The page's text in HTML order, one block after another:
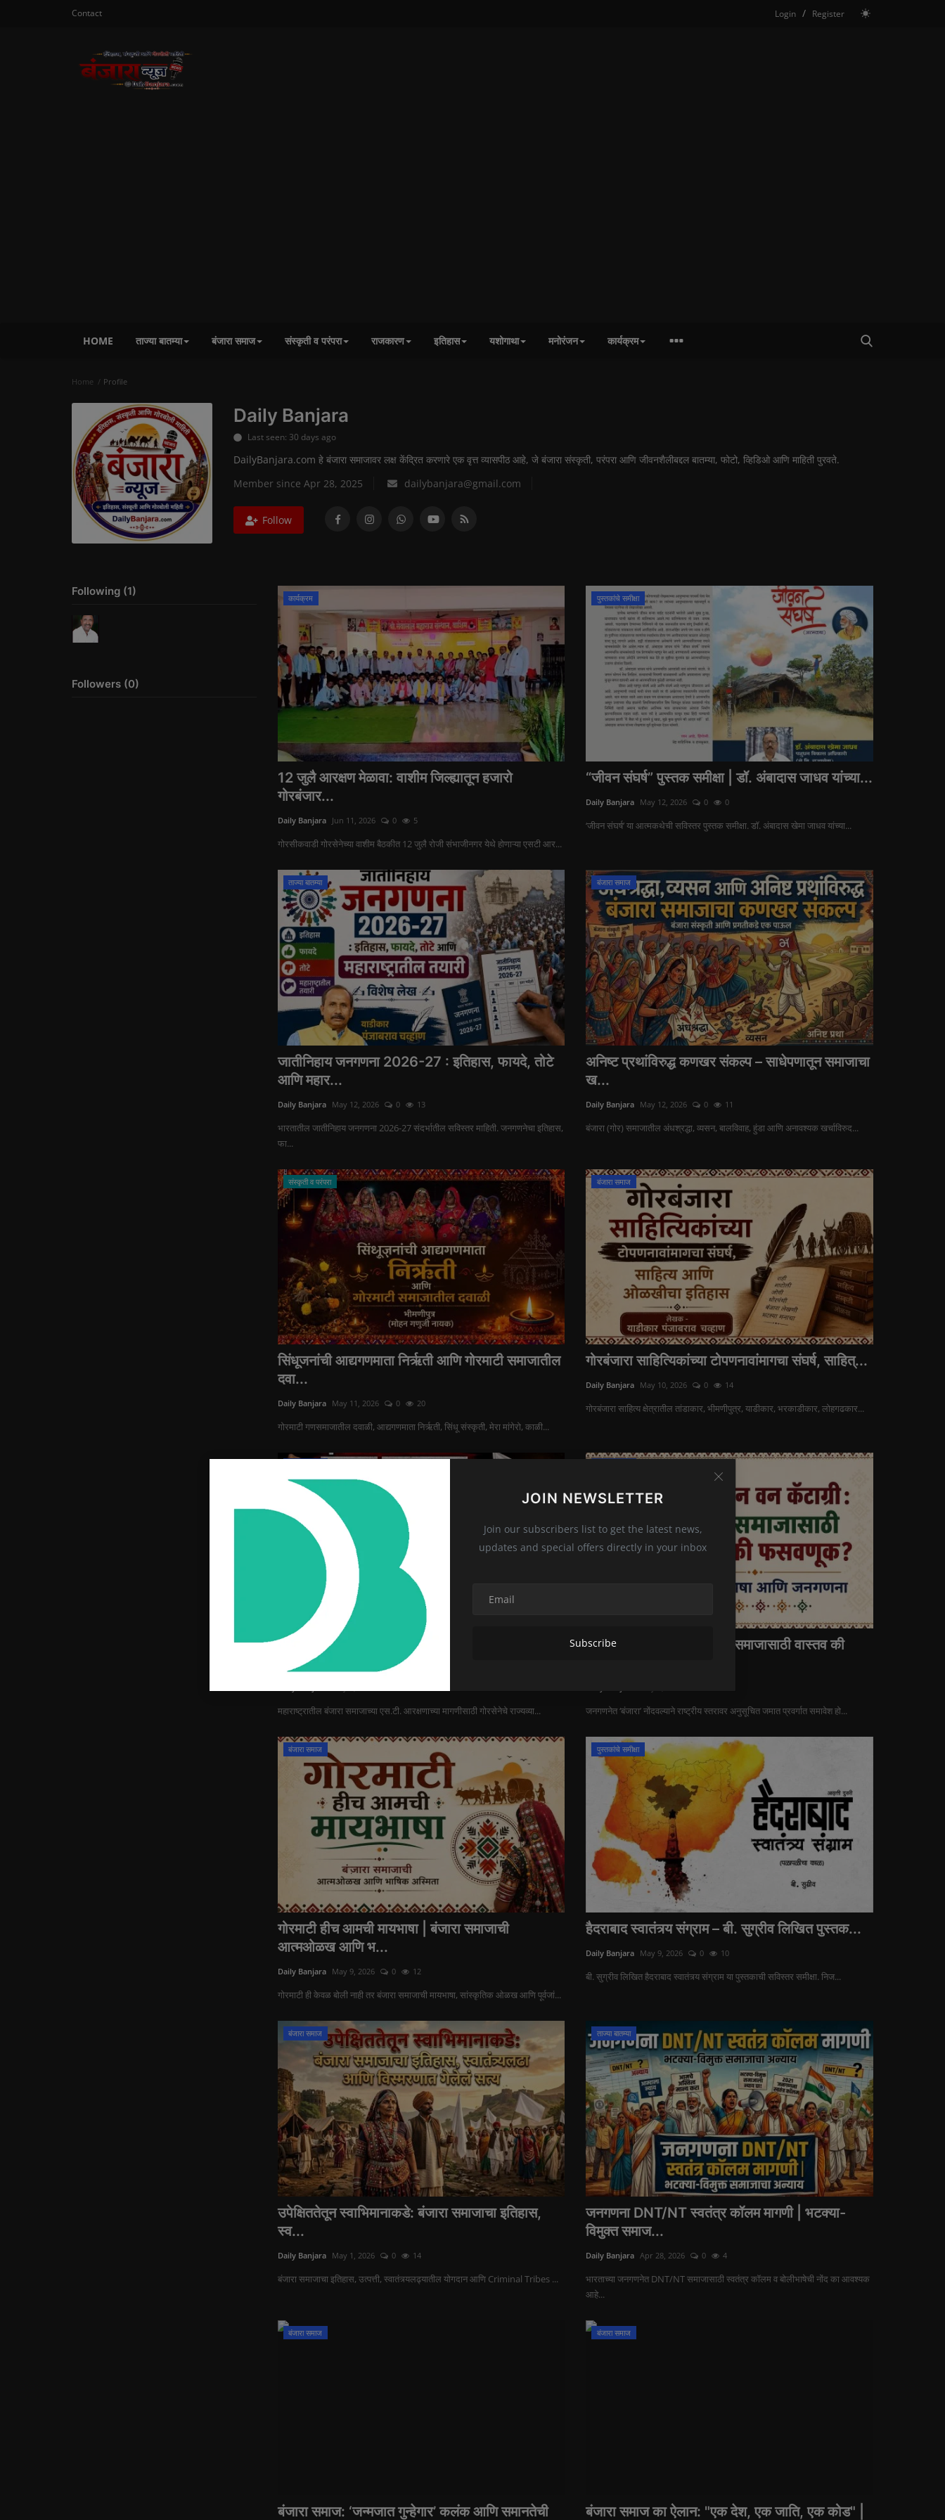
Contact Login / Register
HOME ताज्या बातम्या बंजारा समाज संस्कृती व परंपरा राजकारण इतिहास यशोगाथा मनोरंजन कार्यक्रम
JOIN NEWSLETTER
Join our subscribers list to get the latest news,
updates and special offers directly in your inbox
Subscribe
Home Profile
Daily Banjara
Last seen: 30 days ago
DailyBanjara.com हे बंजारा समाजावर लक्ष केंद्रित करणारे एक वृत्त व्यासपीठ आहे, जे बंजारा संस्कृती, परंपरा आणि जीवनशैलीबद्दल बातम्या, फोटो, व्हिडिओ आणि माहिती पुरवते.
Member since Apr 28, 2025
dailybanjara@gmail.com
Follow
Following (1)
Followers (0)
कार्यक्रम
12 जुलै आरक्षण मेळावा: वाशीम जिल्ह्यातून हजारो
गोरबंजार...
Daily Banjara Jun 11, 2026 0 5
गोरसीकवाडी गोरसेनेच्या वाशीम बैठकीत 12 जुलै रोजी संभाजीनगर येथे होणाऱ्या एसटी आर...
पुस्तकांचे समीक्षा
“जीवन संघर्ष” पुस्तक समीक्षा | डॉ. अंबादास जाधव यांच्या...
Daily Banjara May 12, 2026 0 0
‘जीवन संघर्ष’ या आत्मकथेची सविस्तर पुस्तक समीक्षा. डॉ. अंबादास खेमा जाधव यांच्या...
ताज्या बातम्या
जातीनिहाय जनगणना 2026-27 : इतिहास, फायदे, तोटे
आणि महार...
Daily Banjara May 12, 2026 0 13
भारतातील जातीनिहाय जनगणना 2026-27 संदर्भातील सविस्तर माहिती. जनगणनेचा इतिहास,
फा...
बंजारा समाज
अनिष्ट प्रथांविरुद्ध कणखर संकल्प – साधेपणातून समाजाचा
ख...
Daily Banjara May 12, 2026 0 11
बंजारा (गोर) समाजातील अंधश्रद्धा, व्यसन, बालविवाह, हुंडा आणि अनावश्यक खर्चाविरुद...
संस्कृती व परंपरा
सिंधूजनांची आद्यगणमाता निर्ऋती आणि गोरमाटी समाजातील
दवा...
Daily Banjara May 11, 2026 0 20
गोरमाटी गणसमाजातील दवाळी, आद्यगणमाता निर्ऋती, सिंधू संस्कृती, मेरा मांगेरो, काळी...
बंजारा समाज
गोरबंजारा साहित्यिकांच्या टोपणनावांमागचा संघर्ष, साहित्...
Daily Banjara May 10, 2026 0 14
गोरबंजारा साहित्य क्षेत्रातील तांडाकार, भीमणीपुत्र, याडीकार, भरकाडीकार, लोहगढकार...
बंजारा समाजाचा एस.टी. आरक्षणासाठी एल्गार; गोरसेना
आक्रमक!
महाराष्ट्रातील बंजारा समाजाच्या एस.टी. आरक्षणाच्या मागणीसाठी गोरसेनेचे राज्यव्या...
वन नेशन वन कॅटाग्री : बंजारा समाजासाठी वास्तव की
जनगणनेत ‘बंजारा’ नोंदवल्याने राष्ट्रीय स्तरावर अनुसूचित जमात प्रवर्गात समावेश हो...
बंजारा समाज
गोरमाटी हीच आमची मायभाषा | बंजारा समाजाची
आत्मओळख आणि भ...
Daily Banjara May 9, 2026 0 12
गोरमाटी ही केवळ बोली नाही तर बंजारा समाजाची मायभाषा, सांस्कृतिक ओळख आणि पूर्वजां...
पुस्तकांचे समीक्षा
हैदराबाद स्वातंत्र्य संग्राम – बी. सुग्रीव लिखित पुस्तक...
Daily Banjara May 9, 2026 0 10
बी. सुग्रीव लिखित हैदराबाद स्वातंत्र्य संग्राम या पुस्तकाची सविस्तर समीक्षा. निज...
बंजारा समाज
उपेक्षिततेतून स्वाभिमानाकडे: बंजारा समाजाचा इतिहास,
स्व...
Daily Banjara May 1, 2026 0 14
बंजारा समाजाचा इतिहास, उत्पत्ती, स्वातंत्र्यलढ्यातील योगदान आणि Criminal Tribes ...
ताज्या बातम्या
जनगणना DNT/NT स्वतंत्र कॉलम मागणी | भटक्या-
विमुक्त समाज...
Daily Banjara Apr 28, 2026 0 4
भारताच्या जनगणनेत DNT/NT समाजासाठी स्वतंत्र कॉलम व बोलीभाषेची नोंद का आवश्यक
आहे...
बंजारा समाज
बंजारा समाज: ‘जन्मजात गुन्हेगार’ कलंक आणि समानतेची
बंजारा समाज
बंजारा समाज का ऐलान: "एक देश, एक जाति, एक कोड" |